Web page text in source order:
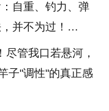
自重、钓力、弹
，并不为过！…
管我口若悬河，
子"调性"的真正感